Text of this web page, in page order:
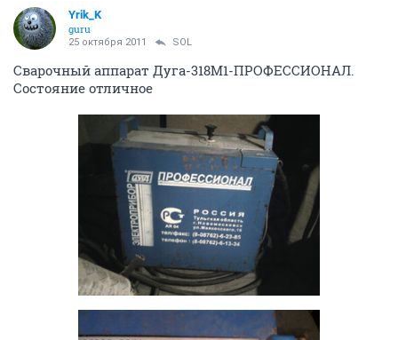
Yrik_K
guru
25 октября 2011 SOL
Сварочный аппарат Дуга-318М1-ПРОФЕССИОНАЛ.
Состояние отличное